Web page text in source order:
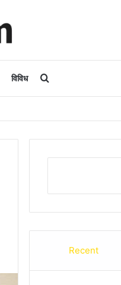
विविध
Recent